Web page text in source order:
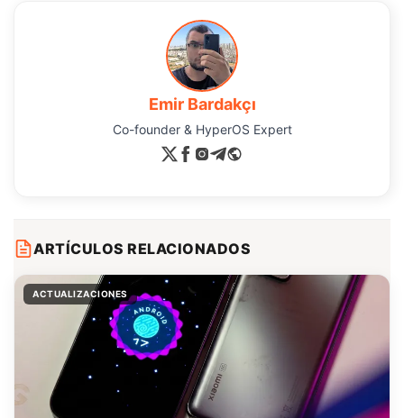
Emir Bardakçı
Co-founder & HyperOS Expert
ARTÍCULOS RELACIONADOS
ACTUALIZACIONES